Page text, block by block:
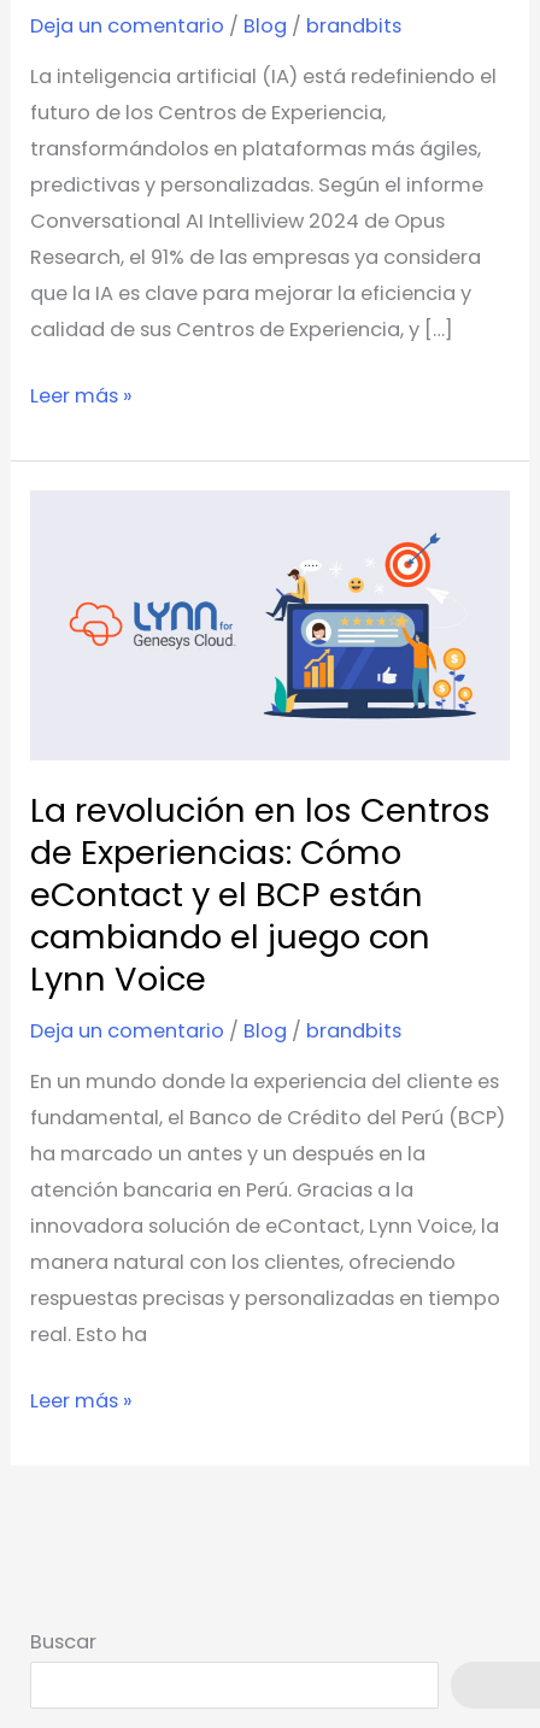
Deja un comentario / Blog / brandbits
La inteligencia artificial (IA) está redefiniendo el
futuro de los Centros de Experiencia,
transformándolos en plataformas más ágiles,
predictivas y personalizadas. Según el informe
Conversational AI Intelliview 2024 de Opus
Research, el 91% de las empresas ya considera
que la IA es clave para mejorar la eficiencia y
calidad de sus Centros de Experiencia, y […]
Leer más »
La revolución en los Centros
de Experiencias: Cómo
eContact y el BCP están
cambiando el juego con
Lynn Voice
Deja un comentario / Blog / brandbits
En un mundo donde la experiencia del cliente es
fundamental, el Banco de Crédito del Perú (BCP)
ha marcado un antes y un después en la
atención bancaria en Perú. Gracias a la
innovadora solución de eContact, Lynn Voice, la
manera natural con los clientes, ofreciendo
respuestas precisas y personalizadas en tiempo
real. Esto ha
Centros
eContact
el
BCP
están
cambiando
juego
con
Lynn
Voice
Leer más »
Buscar